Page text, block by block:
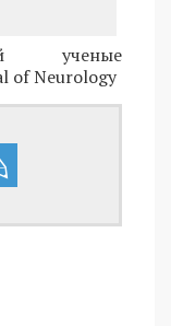
ученые
of Neurology